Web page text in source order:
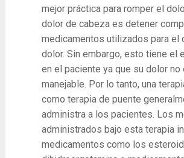
mejor práctica para romper el
dolor de cabeza es detener
medicamentos utilizados para el
dolor. Sin embargo, esto tiene el
en el paciente ya que su dolor no
manejable. Por lo tanto, una
como terapia de puente
administra a los pacientes. Los
administrados bajo esta terapia
medicamentos como los